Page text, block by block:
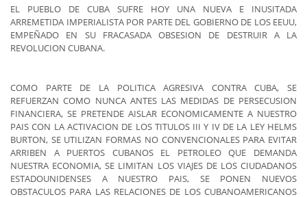
EL PUEBLO DE CUBA SUFRE HOY UNA NUEVA E INUSITADA
ARREMETIDA IMPERIALISTA POR PARTE DEL GOBIERNO DE LOS EEUU,
EMPEÑADO EN SU FRACASADA OBSESION DE DESTRUIR A LA
REVOLUCION CUBANA.
COMO PARTE DE LA POLITICA AGRESIVA CONTRA CUBA, SE
REFUERZAN COMO NUNCA ANTES LAS MEDIDAS DE PERSECUSION
FINANCIERA, SE PRETENDE AISLAR ECONOMICAMENTE A NUESTRO
PAIS CON LA ACTIVACION DE LOS TITULOS III Y IV DE LA LEY HELMS
BURTON, SE UTILIZAN FORMAS NO CONVENCIONALES PARA EVITAR
ARRIBEN A PUERTOS CUBANOS EL PETROLEO QUE DEMANDA
NUESTRA ECONOMIA, SE LIMITAN LOS VIAJES DE LOS CIUDADANOS
ESTADOUNIDENSES A NUESTRO PAIS, SE PONEN NUEVOS
OBSTACULOS PARA LAS RELACIONES DE LOS CUBANOAMERICANOS